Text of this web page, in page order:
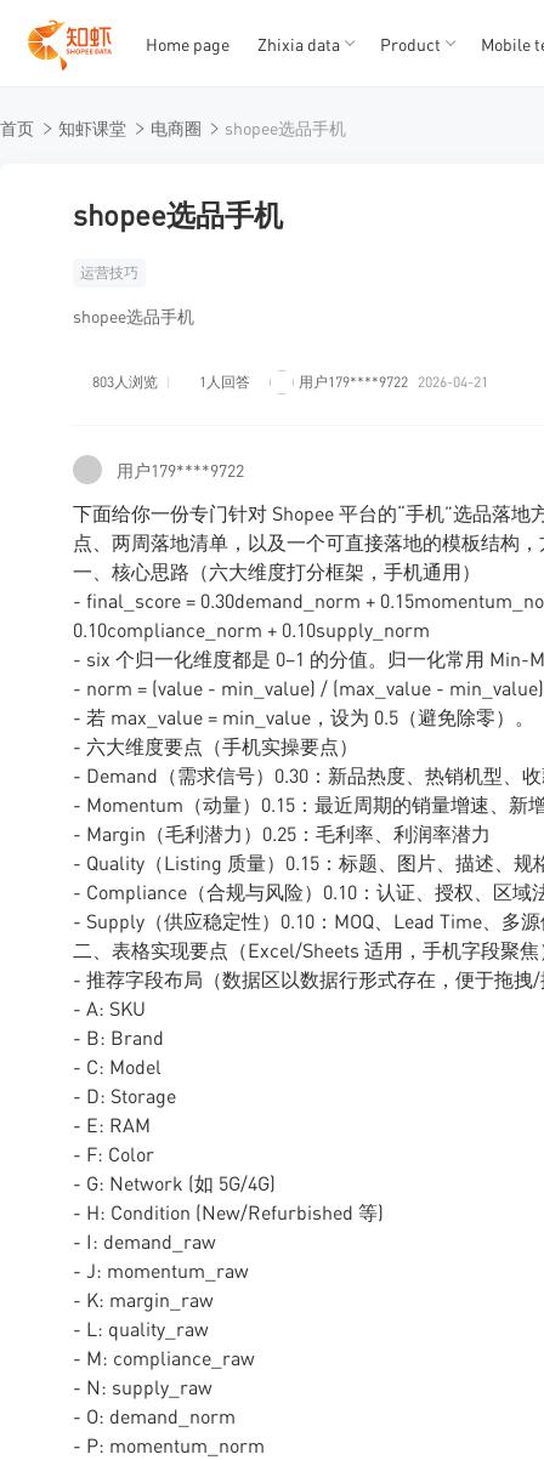
12345
Home page Zhixia data Product Mobile
首页 知虾课堂 电商圈 shopee选品手机
shopee选品手机
运营技巧
shopee选品手机
803人浏览 1人回答 用户179****9722 2026-04-21
用户179****9722
下面给你一份专门针对 Shopee 平台的“手机”选品落
点、两周落地清单，以及一个可直接落地的模板结构
一、核心思路（六大维度打分框架，手机通用）
- final_score = 0.30demand_norm +
0.10compliance_norm + 0.10supply_norm
- six 个归一化维度都是 0–1 的分值。归一化常用 Min-
- norm = (value - min_value) / (max_value - min_value)
- 若 max_value = min_value，设为 0.5（避免除零）。
- 六大维度要点（手机实操要点）
- Demand（需求信号）0.30：新品热度、热销机型、
- Momentum（动量）0.15：最近周期的销量增速、新
- Margin（毛利潜力）0.25：毛利率、利润率潜力
- Quality（Listing 质量）0.15：标题、图片、描述、规
- Compliance（合规与风险）0.10：认证、授权、区域
- Supply（供应稳定性）0.10：MOQ、Lead Time、多
二、表格实现要点（Excel/Sheets 适用，手机字段聚焦
- 推荐字段布局（数据区以数据行形式存在，便于拖拽
- A: SKU
- B: Brand
- C: Model
- D: Storage
- E: RAM
- F: Color
- G: Network (如 5G/4G)
- H: Condition (New/Refurbished 等)
- I: demand_raw
- J: momentum_raw
- K: margin_raw
- L: quality_raw
- M: compliance_raw
- N: supply_raw
- O: demand_norm
- P: momentum_norm